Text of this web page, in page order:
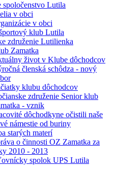
spoločenstvo Lutila
v obci
v obci
klub Lutila
združenie Lutilienka
Zamatka
život v Klube dôchodcov
členská schôdza - nový
klubu dôchodcov
združenie Senior klub
- vznik
dôchodkyne očistili naše
námestie od buriny
starých materí
o činnosti OZ Zamatka za
2010 - 2013
spolok UPS Lutila